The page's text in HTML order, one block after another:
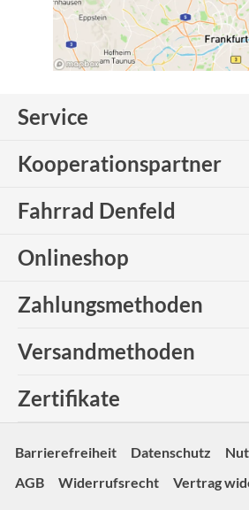
Service
Kooperationspartner
Fahrrad Denfeld
Onlineshop
Zahlungsmethoden
Versandmethoden
Zertifikate
Barrierefreiheit Datenschutz
AGB
Widerrufsrecht Vertrag